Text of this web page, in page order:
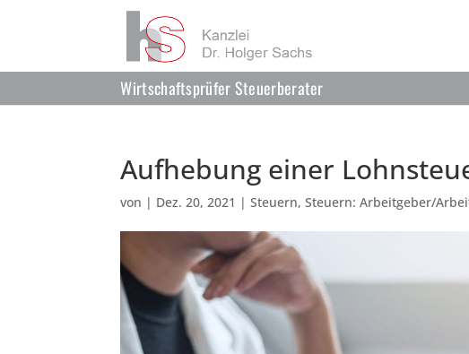
Wirtschaftsprüfer Steuerberater
Aufhebung einer
von | Dez. 20, 2021 |Steuern,Steuern: Arbeitgeber/